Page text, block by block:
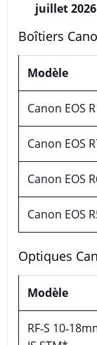
juillet 2026
Boîtiers
Modèle
Canon EOS
Canon EOS
Canon EOS
Canon EOS
Optiques
Modèle
RF‑S